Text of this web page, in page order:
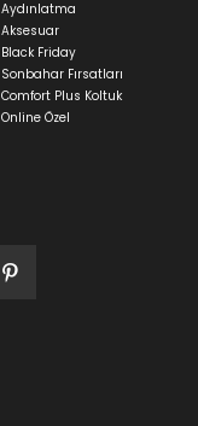
Aydınlatma
Aksesuar
Black Friday
Sonbahar Fırsatları
Comfort Plus Koltuk
Online Özel